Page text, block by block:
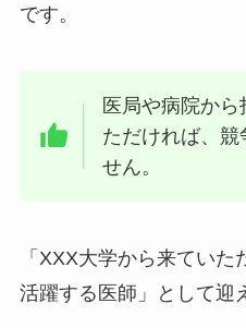
です。
医局や病院か
ただければ、競
せん。
「XXX大学から来てい
活躍する医師」として迎